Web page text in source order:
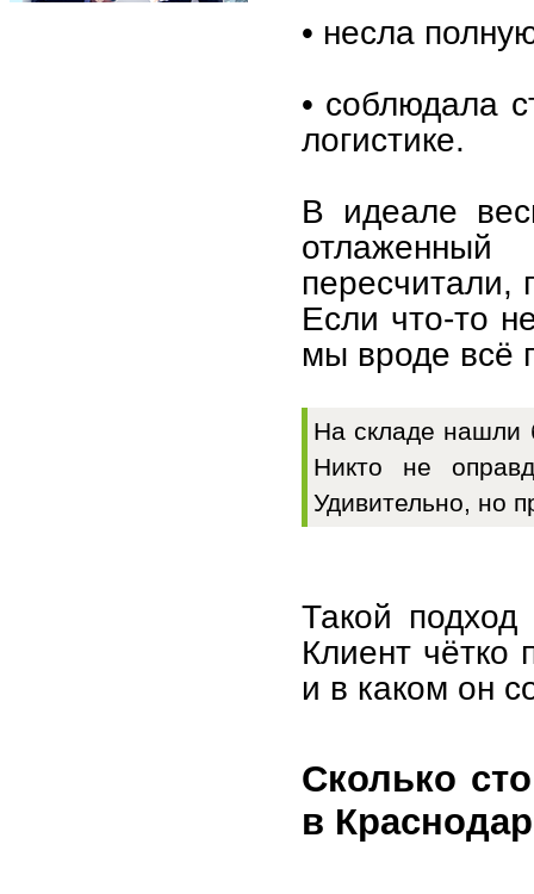
• несла
• соблюдала
логистике.
В идеале
пересчитали,
Если что-то
мы вроде всё
На складе нашли
Никто не
Удивительно, но
Такой подход
Клиент чётко
и в каком он
Сколько
в